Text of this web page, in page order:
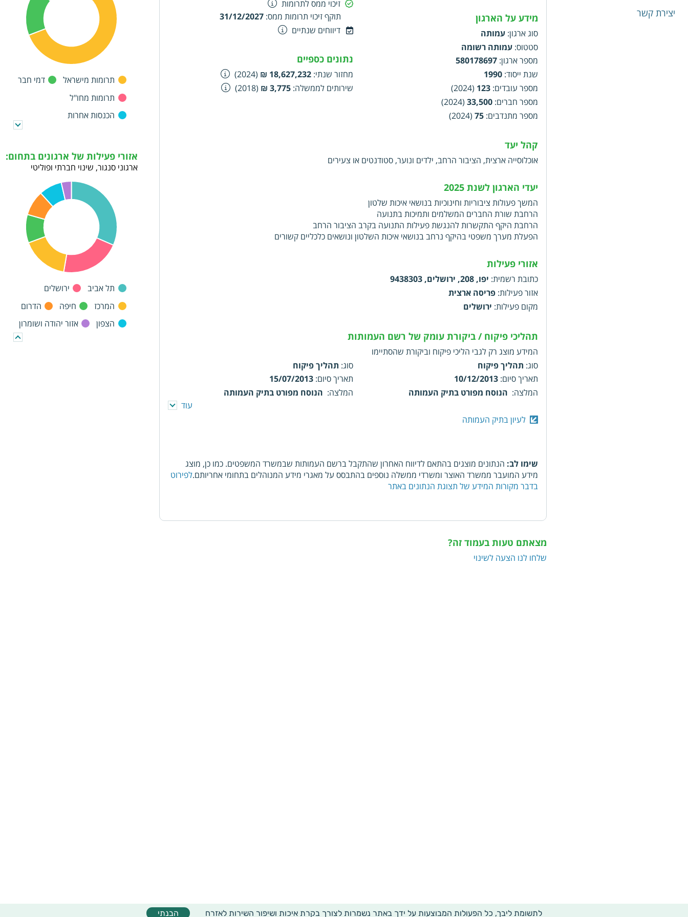
יצירת קשר
כלכליות, בריאותיות ואחרות. מאבק בתופעות של שחיתות, פגיעה בטוהר המידות, ניצול שררה התנהלות לא חוקית או
נעדרת סמכות ומינהל בלתי תקין ברשויות השלטון, בשירות הציבורי, בפועלים מכוח חוק ובמנהלים אינטרסים
ציבוריים וכספי ציבור
מידע על הארגון
סוג ארגון: עמותה
סטטוס: עמותה רשומה
מספר ארגון:
580178697
שנת ייסוד:
1990
מספר עובדים:
123
(2024)
מספר חברים:
33,500
(2024)
מספר מתנדבים:
75
(2024)
זיכוי ממס לתרומות
תוקף זיכוי תרומות ממס:
31/12/2027
דיווחים שנתיים
נתונים כספיים
מחזור שנתי:
18,627,232 ₪
(2024)
שירותים לממשלה:
3,775 ₪
(2018)
קהל יעד
אוכלוסייה ארצית, הציבור הרחב, ילדים ונוער, סטודנטים או צעירים
יעדי הארגון לשנת 2025
המשך פעולות ציבוריות וחינוכיות בנושאי איכות שלטון
הרחבת שורת החברים המשלמים ותמיכות בתנועה
הרחבת היקף התקשרות להנגשת פעילות התנועה בקרב הציבור הרחב
הפעלת מערך משפטי בהיקף נרחב בנושאי איכות השלטון ונושאים כלכליים קשורים
אזורי פעילות
כתובת רשמית: יפו, 208, ירושלים, 9438303
אזור פעילות: פריסה ארצית
מקום פעילות: ירושלים
תהליכי פיקוח / ביקורת עומק של רשם העמותות
המידע מוצג רק לגבי הליכי פיקוח וביקורת שהסתיימו
סוג: תהליך פיקוח
תאריך סיום:
10/12/2013
המלצה: הנוסח מפורט בתיק העמותה
סוג: תהליך פיקוח
תאריך סיום:
15/07/2013
המלצה: הנוסח מפורט בתיק העמותה
תאריך סיום:
14/07/2013
עוד
לעיון בתיק העמותה
שימו לב: הנתונים מוצגים בהתאם לדיווח האחרון שהתקבל ברשם העמותות שבמשרד המשפטים. כמו כן, מוצג
מידע המועבר ממשרד האוצר ומשרדי ממשלה נוספים בהתבסס על מאגרי מידע המנוהלים בתחומי אחריותם.לפירוט
בדבר מקורות המידע של תצוגת הנתונים באתר
תרומות מישראל
דמי חבר
תרומות מחו"ל
הכנסות אחרות
אזורי פעילות של ארגונים בתחום:
ארגוני סנגור, שינוי חברתי ופוליטי
תל אביב
ירושלים
המרכז
חיפה
הדרום
הצפון
אזור יהודה ושומרון
מצאתם טעות בעמוד זה?
שלחו לנו הצעה לשינוי
לתשומת ליבך, כל הפעולות המבוצעות על ידך באתר נשמרות לצורך בקרת איכות ושיפור השירות לאזרח הבנתי